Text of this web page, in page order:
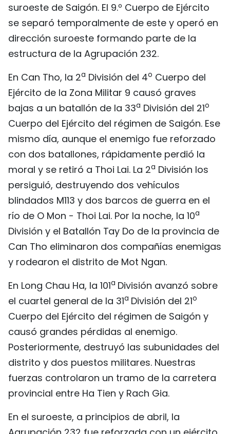
suroeste de Saigón. El 9.º Cuerpo de Ejército
se separó temporalmente de este y operó en
dirección suroeste formando parte de la
estructura de la Agrupación 232.
En Can Tho, la 2a División del 4o Cuerpo del
Ejército de la Zona Militar 9 causó graves
bajas a un batallón de la 33a División del 21o
Cuerpo del Ejército del régimen de Saigón. Ese
mismo día, aunque el enemigo fue reforzado
con dos batallones, rápidamente perdió la
moral y se retiró a Thoi Lai. La 2a División los
persiguió, destruyendo dos vehículos
blindados M113 y dos barcos de guerra en el
río de O Mon - Thoi Lai. Por la noche, la 10a
División y el Batallón Tay Do de la provincia de
Can Tho eliminaron dos compañías enemigas
y rodearon el distrito de Mot Ngan.
En Long Chau Ha, la 101a División avanzó sobre
el cuartel general de la 31a División del 21o
Cuerpo del Ejército del régimen de Saigón y
causó grandes pérdidas al enemigo.
Posteriormente, destruyó las subunidades del
distrito y dos puestos militares. Nuestras
fuerzas controlaron un tramo de la carretera
provincial entre Ha Tien y Rach Gia.
En el suroeste, a principios de abril, la